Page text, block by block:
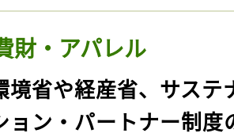
財・アパレル
境省や経産省、サステ
ョン・パートナー制度